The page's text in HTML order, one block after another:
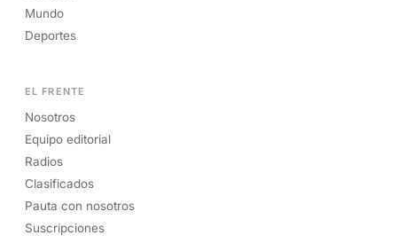
Mundo
Deportes
EL FRENTE
Nosotros
Equipo editorial
Radios
Clasificados
Pauta con nosotros
Suscripciones